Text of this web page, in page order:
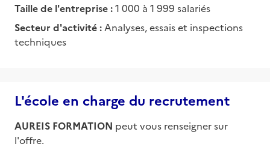
Taille de l'entreprise :1 000 à 1 999 salariés
Secteur d'activité : Analyses, essais et inspections
techniques
L'école en charge du recrutement
AUREIS FORMATION peut vous renseigner sur
l'offre.